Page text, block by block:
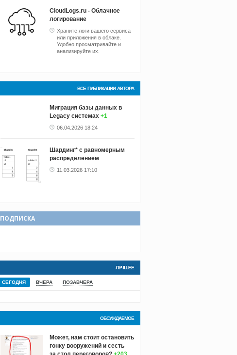
CloudLogs.ru - Облачное
логирование
Храните логи вашего сервиса
или приложения в облаке.
Удобно просматривайте и
анализируйте их.
ВСЕ ПУБЛИКАЦИИ АВТОРА
Миграция базы данных в
Legacy системах +1
06.04.2026 18:24
Шардинг* с равномерным
распределением
11.03.2026 17:10
ПОДПИСКА
ЛУЧШЕЕ
СЕГОДНЯ ВЧЕРА ПОЗАВЧЕРА
ОБСУЖДАЕМОЕ
Может, нам стоит остановить
гонку вооружений и сесть